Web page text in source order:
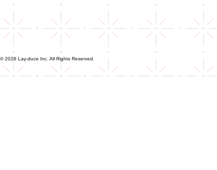
© 2026 Lay-duce Inc. All Rights Reserved.